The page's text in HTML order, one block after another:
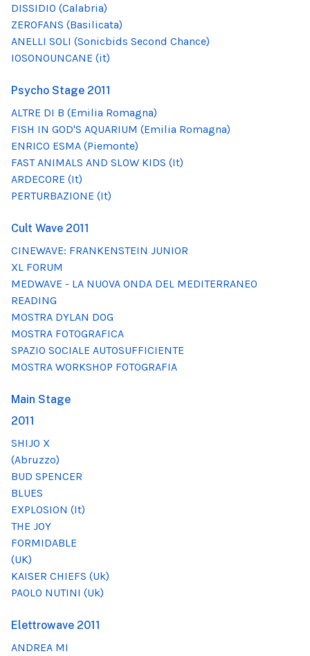
DISSIDIO (Calabria)
ZEROFANS (Basilicata)
ANELLI SOLI (Sonicbids Second Chance)
IOSONOUNCANE (it)
Psycho Stage 2011
ALTRE DI B (Emilia Romagna)
FISH IN GOD'S AQUARIUM (Emilia Romagna)
ENRICO ESMA (Piemonte)
FAST ANIMALS AND SLOW KIDS (It)
ARDECORE (It)
PERTURBAZIONE (It)
Cult Wave 2011
CINEWAVE: FRANKENSTEIN JUNIOR
XL FORUM
MEDWAVE - LA NUOVA ONDA DEL MEDITERRANEO
READING
MOSTRA DYLAN DOG
MOSTRA FOTOGRAFICA
SPAZIO SOCIALE AUTOSUFFICIENTE
MOSTRA WORKSHOP FOTOGRAFIA
Main Stage
2011
SHIJO X
(Abruzzo)
BUD SPENCER
BLUES
EXPLOSION (It)
THE JOY
FORMIDABLE
(UK)
KAISER CHIEFS (Uk)
PAOLO NUTINI (Uk)
Elettrowave 2011
ANDREA MI